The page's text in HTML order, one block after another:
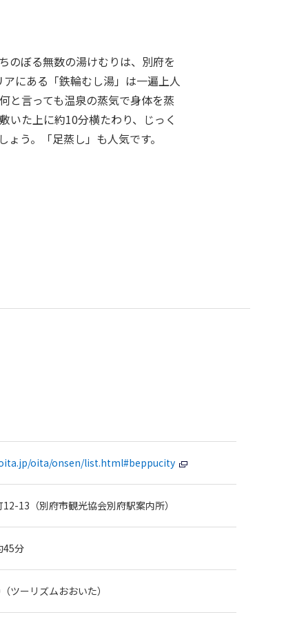
のぼる無数の湯けむりは、別府を
にある「鉄輪むし湯」は一遍上人
と言っても温泉の蒸気で身体を蒸
いた上に約10分横たわり、じっく
う。「足蒸し」も人気です。
oita/onsen/list.html#beppucity
13（別府市観光協会別府駅案内所）
45分
ツーリズムおおいた）